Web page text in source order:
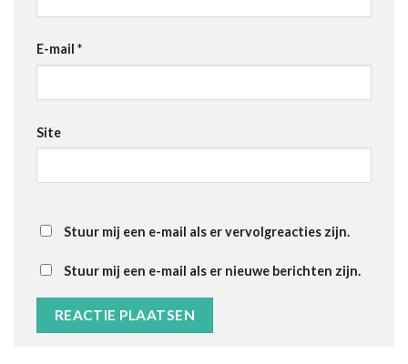
E-mail *
Site
Stuur mij een e-mail als er vervolgreacties zijn.
Stuur mij een e-mail als er nieuwe berichten zijn.